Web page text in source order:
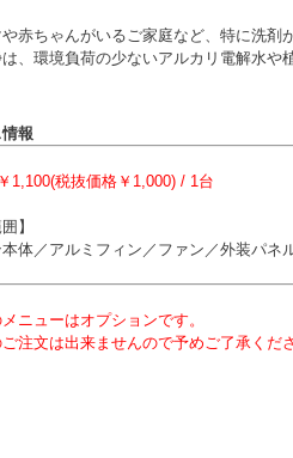
赤ちゃんがいるご家庭など、特に洗剤
、環境負荷の少ないアルカリ電解水や
報
1,100(税抜価格￥1,000) / 1台
】
体／アルミフィン／ファン／外装パネ
ニューはオプションです。
注文は出来ませんので予めご了承くださ